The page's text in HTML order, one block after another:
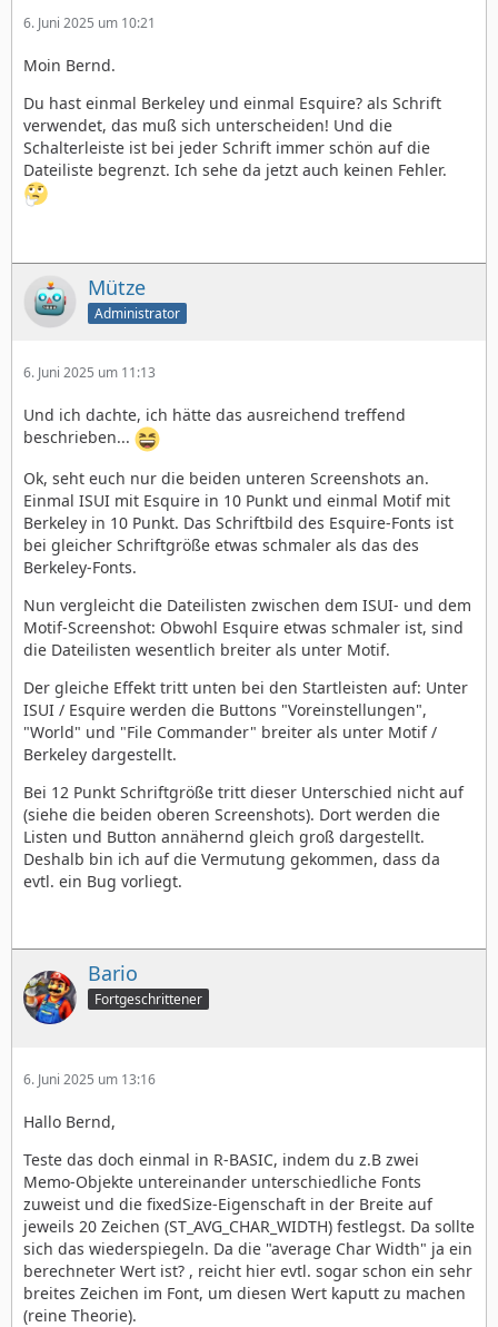
6. Juni 2025 um 10:21
Moin Bernd.
Du hast einmal Berkeley und einmal Esquire? als Schrift
verwendet, das muß sich unterscheiden! Und die
Schalterleiste ist bei jeder Schrift immer schön auf die
Dateiliste begrenzt. Ich sehe da jetzt auch keinen Fehler.
Mütze
Administrator
6. Juni 2025 um 11:13
Und ich dachte, ich hätte das ausreichend treffend
beschrieben...
Ok, seht euch nur die beiden unteren Screenshots an.
Einmal ISUI mit Esquire in 10 Punkt und einmal Motif mit
Berkeley in 10 Punkt. Das Schriftbild des Esquire-Fonts ist
bei gleicher Schriftgröße etwas schmaler als das des
Berkeley-Fonts.
Nun vergleicht die Dateilisten zwischen dem ISUI- und dem
Motif-Screenshot: Obwohl Esquire etwas schmaler ist, sind
die Dateilisten wesentlich breiter als unter Motif.
Der gleiche Effekt tritt unten bei den Startleisten auf: Unter
ISUI / Esquire werden die Buttons "Voreinstellungen",
"World" und "File Commander" breiter als unter Motif /
Berkeley dargestellt.
Bei 12 Punkt Schriftgröße tritt dieser Unterschied nicht auf
(siehe die beiden oberen Screenshots). Dort werden die
Listen und Button annähernd gleich groß dargestellt.
Deshalb bin ich auf die Vermutung gekommen, dass da
evtl. ein Bug vorliegt.
Bario
Fortgeschrittener
6. Juni 2025 um 13:16
Hallo Bernd,
Teste das doch einmal in R-BASIC, indem du z.B zwei
Memo-Objekte untereinander unterschiedliche Fonts
zuweist und die fixedSize-Eigenschaft in der Breite auf
jeweils 20 Zeichen (ST_AVG_CHAR_WIDTH) festlegst. Da sollte
sich das wiederspiegeln. Da die "average Char Width" ja ein
berechneter Wert ist? , reicht hier evtl. sogar schon ein sehr
breites Zeichen im Font, um diesen Wert kaputt zu machen
(reine Theorie).